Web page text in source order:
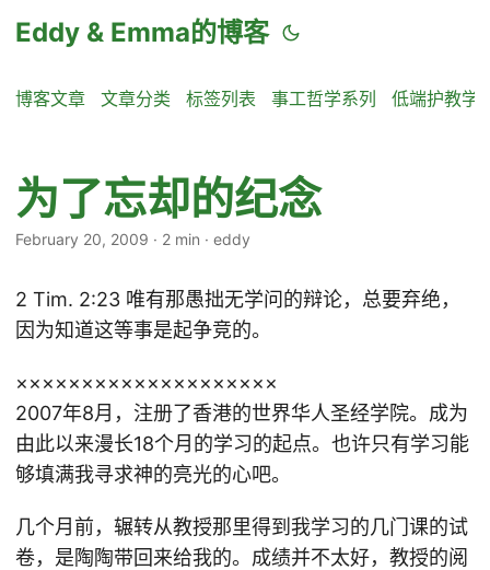
Eddy & Emma的博客
博客文章 文章分类 标签列表 事工哲学系列 低端护教学
为了忘却的纪念
February 20, 2009 · 2 min · eddy
2 Tim. 2:23 唯有那愚拙无学问的辩论，总要弃绝，
因为知道这等事是起争竞的。
××××××××××××××××××××
2007年8月，注册了香港的世界华人圣经学院。成为
由此以来漫长18个月的学习的起点。也许只有学习能
够填满我寻求神的亮光的心吧。
几个月前，辗转从教授那里得到我学习的几门课的试
卷，是陶陶带回来给我的。成绩并不太好，教授的阅